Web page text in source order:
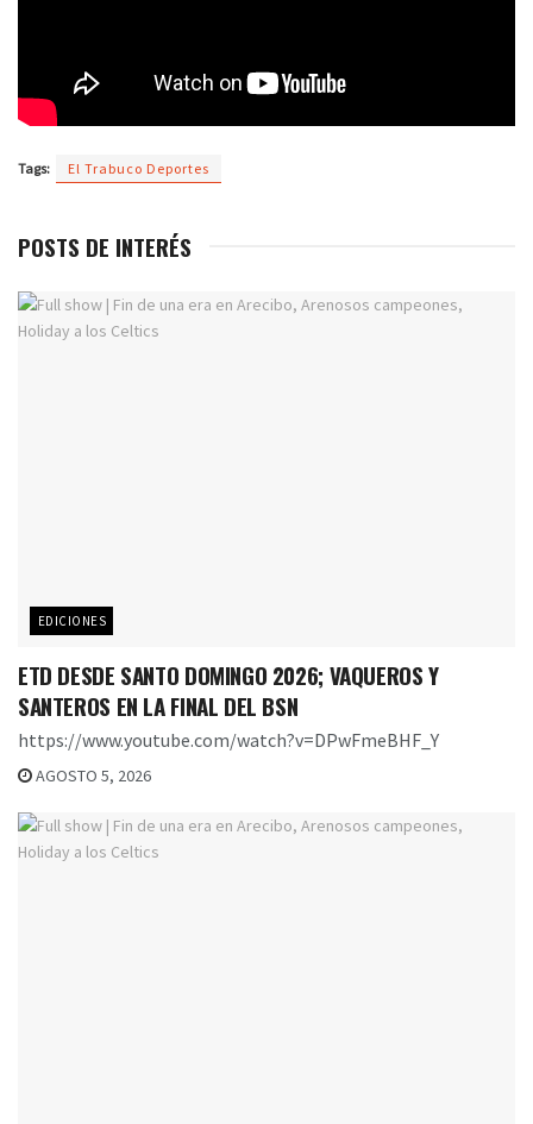
Tags: El Trabuco Deportes
POSTS DE INTERÉS
EDICIONES
ETD DESDE SANTO DOMINGO 2026; VAQUEROS Y
SANTEROS EN LA FINAL DEL BSN
https://www.youtube.com/watch?v=DPwFmeBHF_Y
AGOSTO 5, 2026